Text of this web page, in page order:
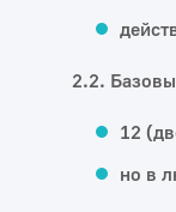
2.2.
12
но в